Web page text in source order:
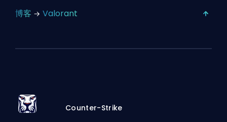
博客 Valorant
Counter-Strike